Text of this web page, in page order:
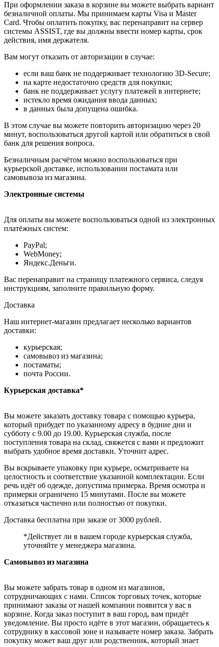
При оформлении заказа в корзине вы можете выбрать вариант
безналичной оплаты. Мы принимаем карты Visa и Master
Card. Чтобы оплатить покупку, вас перенаправит на сервер
системы ASSIST, где вы должны ввести номер карты, срок
действия, имя держателя.
Вам могут отказать от авторизации в случае:
если ваш банк не поддерживает технологию 3D-Secure;
на карте недостаточно средств для покупки;
банк не поддерживает услугу платежей в интернете;
истекло время ожидания ввода данных;
в данных была допущена ошибка.
В этом случае вы можете повторить авторизацию через 20
минут, воспользоваться другой картой или обратиться в свой
банк для решения вопроса.
Безналичным расчётом можно воспользоваться при
курьерской доставке, использовании постамата или
самовывоза из магазина.
Электронные системы
Для оплаты вы можете воспользоваться одной из электронных
платёжных систем:
PayPal;
WebMoney;
Яндекс.Деньги.
Вас перенаправит на страницу платежного сервиса, следуя
инструкциям, заполните правильную форму.
Доставка
Наш интернет-магазин предлагает несколько вариантов
доставки:
курьерская;
самовывоз из магазина;
постаматы;
почта России.
Курьерская доставка*
Вы можете заказать доставку товара с помощью курьера,
который прибудет по указанному адресу в будние дни и
субботу с 9.00 до 19.00. Курьерская служба, после
поступления товара на склад, свяжется с вами и предложит
выбрать удобное время доставки. Уточнит адрес.
Вы вскрываете упаковку при курьере, осматриваете на
целостность и соответствие указанной комплектации. Если
речь идёт об одежде, допустима примерка. Время осмотра и
примерки ограничено 15 минутами. После вы можете
отказаться частично или полностью от покупки.
Доставка бесплатна при заказе от 3000 рублей.
*Действует ли в вашем городе курьерская служба,
уточняйте у менеджера магазина.
Самовывоз из магазина
Вы можете забрать товар в одном из магазинов,
сотрудничающих с нами. Список торговых точек, которые
принимают заказы от нашей компании появится у вас в
корзине. Когда заказ поступит в ваш город, вам придёт
уведомление. Вы просто идёте в этот магазин, обращаетесь к
сотруднику в кассовой зоне и называете номер заказа. Забрать
покупку может ваш друг или родственник, который знает